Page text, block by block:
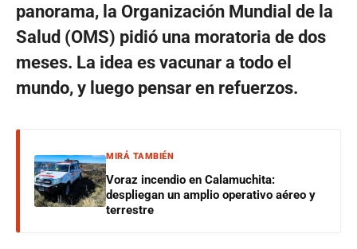
panorama, la Organización Mundial de la
Salud (OMS) pidió una moratoria de dos
meses. La idea es vacunar a todo el
mundo, y luego pensar en refuerzos.
MIRÁ TAMBIÉN
Voraz incendio en Calamuchita:
despliegan un amplio operativo aéreo y
terrestre